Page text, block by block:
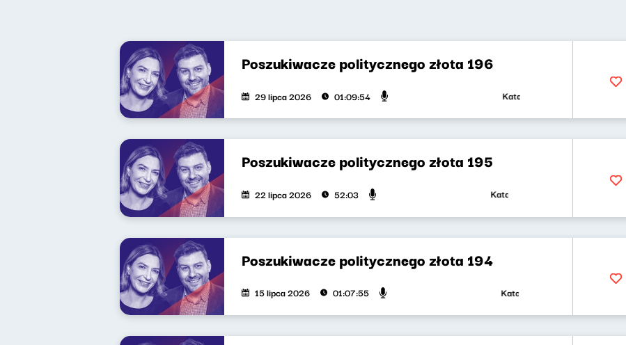
Poszukiwacze politycznego złota 196
29 lipca 2026 01:09:54 Katarzyna Kasia, Klaudiusz Slezak
Poszukiwacze politycznego złota 195
22 lipca 2026 52:03 Katarzyna Kasia, Klaudiusz Slezak
Poszukiwacze politycznego złota 194
15 lipca 2026 01:07:55 Katarzyna Kasia, Klaudiusz Slezak